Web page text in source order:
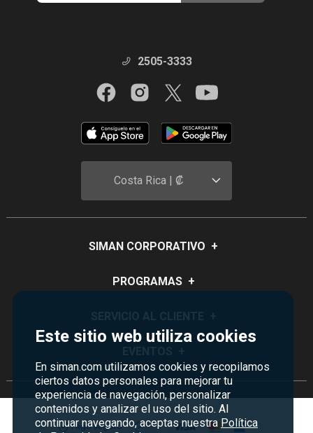
Este sitio web utiliza cookies
En siman.com utilizamos cookies y recopilamos
ciertos datos personales para mejorar tu
experiencia de navegación, personalizar
contenidos y analizar el uso del sitio. Al
continuar navegando, aceptas nuestra Política
2505-3333
Costa Rica | ₡
SIMAN CORPORATIVO +
Quiénes Somos
Servicios
Empleos Siman
PROGRAMAS +
Certificados de Regalo
Siman PRO
Credisiman
Política de devoluciones y garantías
Contáctenos
Seguridad del sitio
Rebajas
Madres